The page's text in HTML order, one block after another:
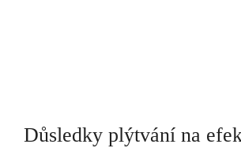
Důsledky plýtvání na